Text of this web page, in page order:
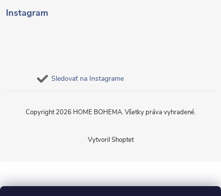
Instagram
Sledovať na Instagrame
Vytvoril Shoptet
Copyright 2026 HOME BOHEMA. Všetky práva vyhradené.